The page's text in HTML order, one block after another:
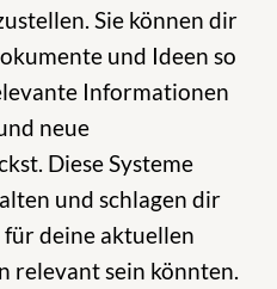
Sie können dir
und Ideen so
Informationen
neue
Diese Systeme
und schlagen dir
deine aktuellen
relevant sein könnten.